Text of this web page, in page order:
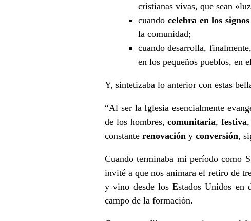
cristianas vivas, que sean
cuando celebra en los
la comunidad;
cuando desarrolla, finalmente,
en los pequeños pueblos, en
Y, sintetizaba lo anterior con estas
“Al ser la Iglesia esencialmente
de los hombres,comunitaria, festiva,
constante renovación y conversión,
Cuando terminaba mi período como
invité a que nos animara el retiro de
y vino desde los Estados Unidos en
campo de la formación.